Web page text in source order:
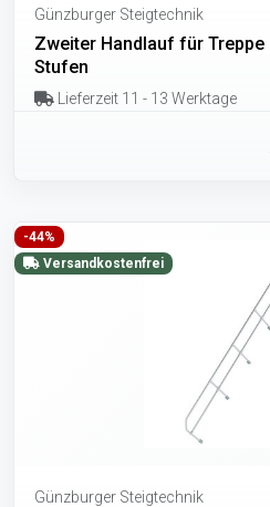
Günzburger Steigtechnik
Zweiter Handlauf für
Stufen
Lieferzeit 11 - 13 Werktage
-44%
Versandkostenfrei
Günzburger Steigtechnik